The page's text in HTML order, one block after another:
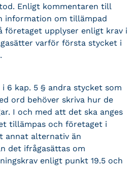
Enligt kommentaren till
information om tillämpad
företaget upplyser enligt krav i
varför första stycket i
6 kap. 5 § andra stycket som
ord behöver skriva hur de
I och med att det ska anges
tillämpas och företaget i
annat alternativ än
det ifrågasättas om
enligt punkt 19.5 och